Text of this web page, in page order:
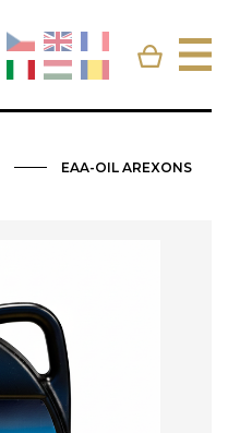
EAA-OIL AREXONS